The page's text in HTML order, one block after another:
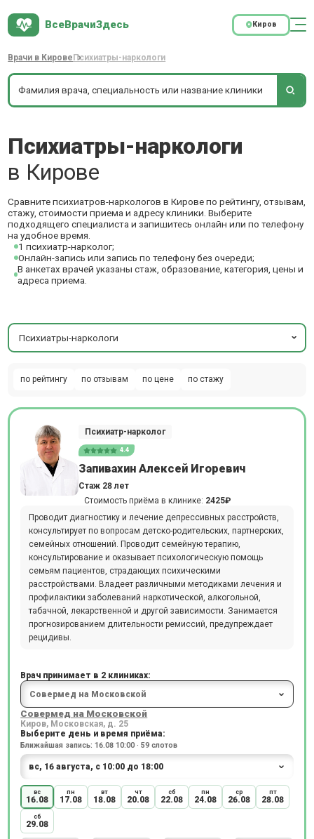
ВсеВрачиЗдесь Киров
Врачи в Кирове Психиатры-наркологи
Психиатры-наркологи
в Кирове
Сравните психиатров-наркологов в Кирове по рейтингу, отзывам,
стажу, стоимости приема и адресу клиники. Выберите
подходящего специалиста и запишитесь онлайн или по телефону
на удобное время.
1 психиатр-нарколог;
Онлайн-запись или запись по телефону без очереди;
В анкетах врачей указаны стаж, образование, категория, цены и
адреса приема.
Психиатры-наркологи
по рейтингу по отзывам по цене по стажу
Психиатр-нарколог
4.4
Запивахин Алексей Игоревич
Стаж 28 лет
Стоимость приёма в клинике: 2425₽
Проводит диагностику и лечение депрессивных расстройств,
консультирует по вопросам детско-родительских, партнерских,
семейных отношений. Проводит семейную терапию,
консультирование и оказывает психологическую помощь
семьям пациентов, страдающих психическими
расстройствами. Владеет различными методиками лечения и
профилактики заболеваний наркотической, алкогольной,
табачной, лекарственной и другой зависимости. Занимается
прогнозированием длительности ремиссий, предупреждает
рецидивы.
Врач принимает в 2 клиниках:
Совермед на Московской
Киров, Московская, д. 25
Выберите день и время приёма:
Ближайшая запись: 16.08 10:00 · 59 слотов
вс
16.08
пн
17.08
вт
18.08
чт
20.08
сб
22.08
пн
24.08
ср
26.08
пт
28.08
сб
29.08